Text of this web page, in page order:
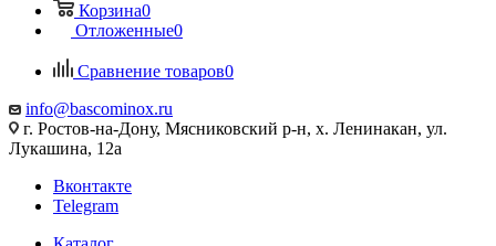
Корзина0
Отложенные0
Сравнение товаров0
info@bascominox.ru
г. Ростов-на-Дону, Мясниковский р-н, х. Ленинакан, ул.
Лукашина, 12а
Вконтакте
Telegram